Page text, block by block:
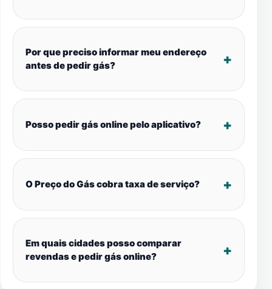
Por que preciso informar meu endereço
antes de pedir gás?
Posso pedir gás online pelo aplicativo?
O Preço do Gás cobra taxa de serviço?
Em quais cidades posso comparar
revendas e pedir gás online?